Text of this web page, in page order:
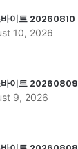
이트 20260810
10, 2026
바이트 20260809
9, 2026